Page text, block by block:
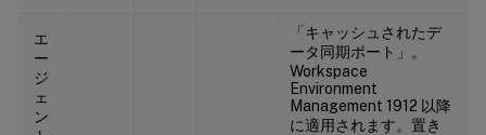
エ
ー
ジ
ェ
ン
「キャッシュされたデ
ータ同期ポート」。
Workspace
Environment
Management 1912 以降
に適用されます。置き